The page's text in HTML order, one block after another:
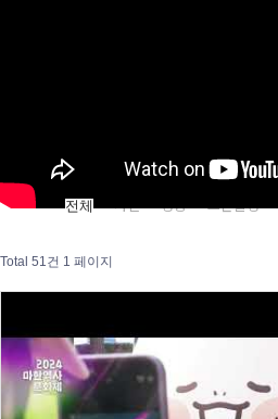
전체 사진 영상 드론촬영
Total 51건 1 페이지